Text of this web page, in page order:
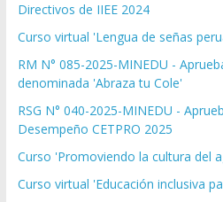
Directivos de IIEE 2024
Curso virtual 'Lengua de señas
RM N° 085-2025-MINEDU -
denominada 'Abraza tu Cole'
RSG N° 040-2025-MINEDU -
Desempeño CETPRO 2025
Curso 'Promoviendo la cultura del
Curso virtual 'Educación inclusiva